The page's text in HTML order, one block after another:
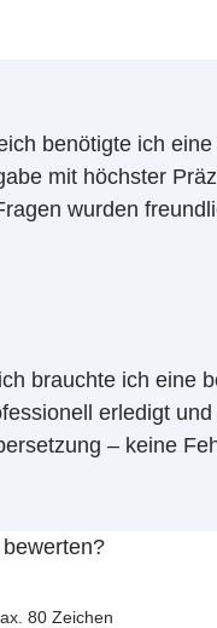
benötigte ich
mit höchster
wurden
brauchte ich eine
erledigt
– keine
80 Zeichen